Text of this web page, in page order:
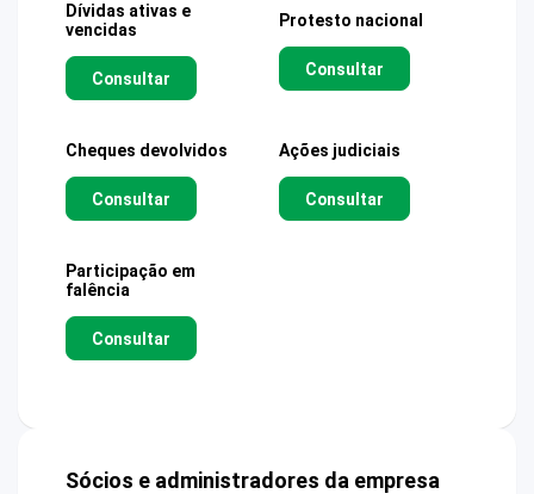
Dívidas ativas e
vencidas
Consultar
Protesto nacional
Consultar
Cheques devolvidos
Consultar
Ações judiciais
Consultar
Participação em
falência
Consultar
Sócios e administradores da empresa